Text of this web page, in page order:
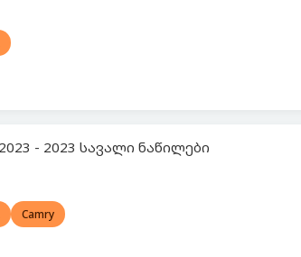
2023 - 2023 სავალი ნაწილები
Camry